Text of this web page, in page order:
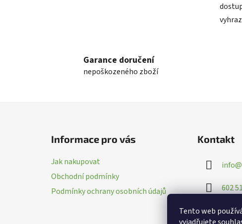
Tento web
Garance doručení
nepoškozeného zboží
Informace pro vás
Jak nakupovat
Obchodní podmínky
Podmínky ochrany osobních údajů
Kontakt
info@
602